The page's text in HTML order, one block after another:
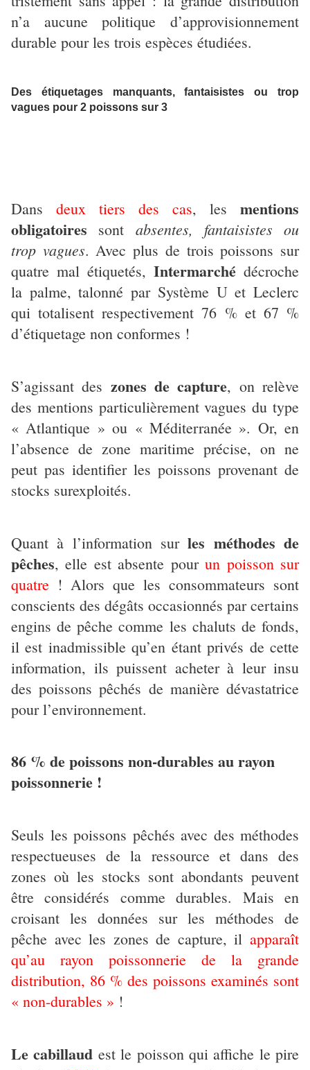
n’a aucune politique d’approvisionnement
durable pour les trois espèces étudiées.
Des étiquetages manquants, fantaisistes ou trop
vagues pour 2 poissons sur 3
Dans deux tiers des cas, les mentions
obligatoires sont absentes, fantaisistes ou
trop vagues. Avec plus de trois poissons sur
quatre mal étiquetés, Intermarché décroche
la palme, talonné par Système U et Leclerc
qui totalisent respectivement 76 % et 67 %
d’étiquetage non conformes !
S’agissant des zones de capture, on relève
des mentions particulièrement vagues du type
« Atlantique » ou « Méditerranée ». Or, en
l’absence de zone maritime précise, on ne
peut pas identifier les poissons provenant de
stocks surexploités.
Quant à l’information surles méthodes de
pêches, elle est absente pourun poisson sur
quatre ! Alors que les consommateurs sont
conscients des dégâts occasionnés par certains
engins de pêche comme les chaluts de fonds,
il est inadmissible qu’en étant privés de cette
information, ils puissent acheter à leur insu
des poissons pêchés de manière dévastatrice
pour l’environnement.
86 % de poissons non-durables au rayon
poissonnerie !
Seuls les poissons pêchés avec des méthodes
respectueuses de la ressource et dans des
zones où les stocks sont abondants peuvent
être considérés comme durables. Mais en
croisant les données sur les méthodes de
pêche avec les zones de capture, il apparaît
qu’au rayon poissonnerie de la grande
distribution, 86 % des poissons examinés sont
« non-durables » !
Le cabillaud est le poisson qui affiche le pire